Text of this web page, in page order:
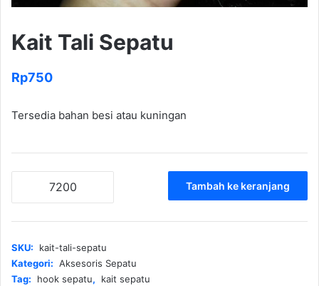
Kait Tali Sepatu
Rp750
Tersedia bahan besi atau kuningan
Sepatu
Tambah ke keranjang
SKU:
kait-tali-sepatu
Kategori: Aksesoris Sepatu
Tag:
hook sepatu, kait sepatu